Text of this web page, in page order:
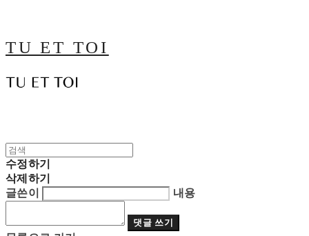
TU ET TOI
수정하기
삭제하기
글쓴이
내용
댓글 쓰기